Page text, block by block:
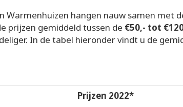
Warmenhuizen hangen nauw samen met
prijzen gemiddeld tussen de €50,- tot
In de tabel hieronder vindt u de
Prijzen 2022*